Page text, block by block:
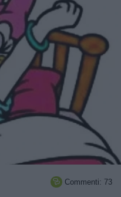
 Commenti: 73